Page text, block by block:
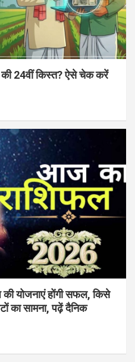
की 24वीं किस्त? ऐसे चेक करें
योजनाएं होंगी सफल, किसे
का सामना, पढ़ें दैनिक